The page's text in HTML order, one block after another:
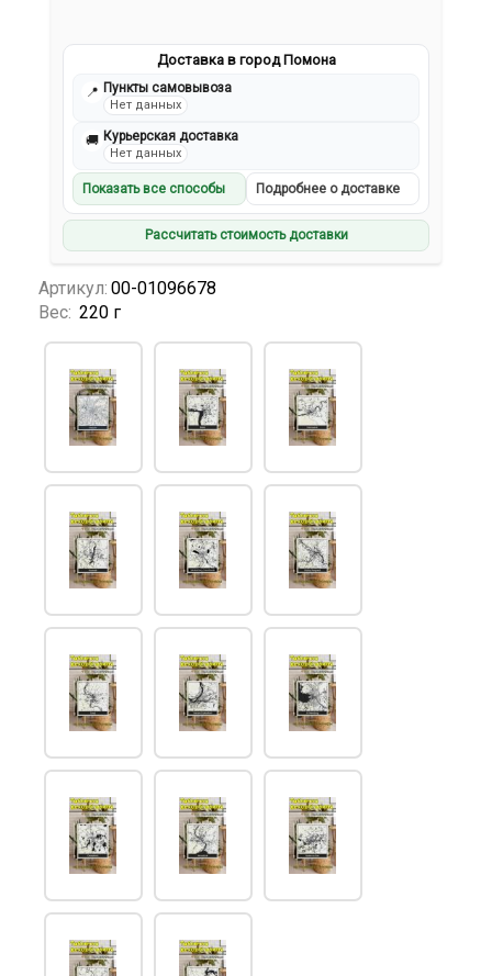
Доставка в город Помона
📍 Пункты самовывоза
Нет данных
🚚 Курьерская доставка
Нет данных
Показать все способы Подробнее о доставке
Рассчитать стоимость доставки
Артикул: 00-01096678
Вес: 220 г